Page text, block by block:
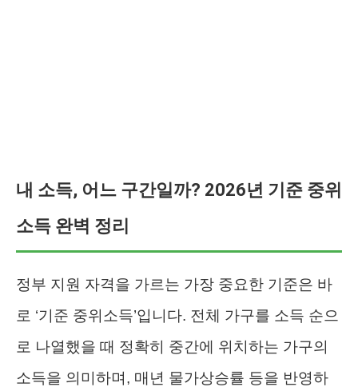
내 소득, 어느 구간일까? 2026년 기준 중위
소득 완벽 정리
정부 지원 자격을 가르는 가장 중요한 기준은 바
로 ‘기준 중위소득’입니다. 전체 가구를 소득 순으
로 나열했을 때 정확히 중간에 위치하는 가구의
소득을 의미하며, 매년 물가상승률 등을 반영하